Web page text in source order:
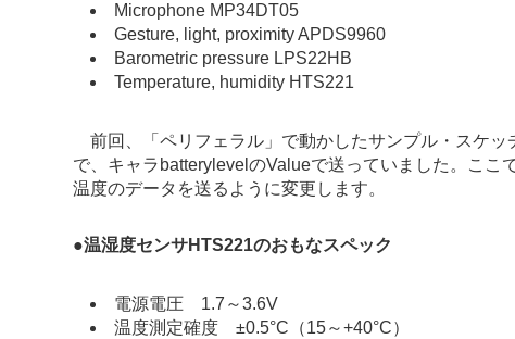
Microphone MP34DT05
Gesture, light, proximity APDS9960
Barometric pressure LPS22HB
Temperature, humidity HTS221
前回、「ペリフェラル」で動かしたサンプル・スケ
で、キャラbatterylevelのValueで送っていました。ここで
温度のデータを送るように変更します。
●温湿度センサHTS221のおもなスペック
電源電圧 1.7～3.6V
温度測定確度 ±0.5°C（15～+40°C）